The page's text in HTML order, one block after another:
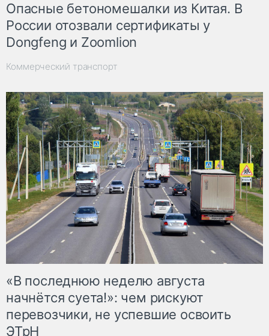
Опасные бетономешалки из Китая. В
России отозвали сертификаты у
Dongfeng и Zoomlion
Коммерческий транспорт
«В последнюю неделю августа
начнётся суета!»: чем рискуют
перевозчики, не успевшие освоить
ЭТрН